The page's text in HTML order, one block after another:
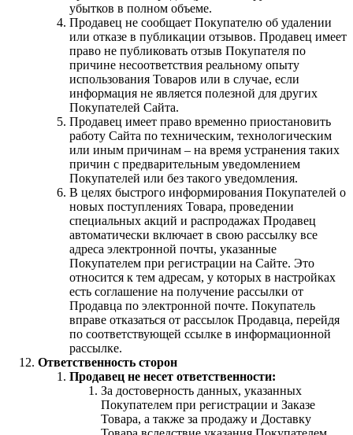
убытков в полном объеме.
Продавец не сообщает Покупателю об удалении
или отказе в публикации отзывов. Продавец имеет
право не публиковать отзыв Покупателя по
причине несоответствия реальному опыту
использования Товаров или в случае, если
информация не является полезной для других
Покупателей Сайта.
Продавец имеет право временно приостановить
работу Сайта по техническим, технологическим
или иным причинам – на время устранения таких
причин с предварительным уведомлением
Покупателей или без такого уведомления.
В целях быстрого информирования Покупателей о
новых поступлениях Товара, проведении
специальных акций и распродажах Продавец
автоматически включает в свою рассылку все
адреса электронной почты, указанные
Покупателем при регистрации на Сайте. Это
относится к тем адресам, у которых в настройках
есть соглашение на получение рассылки от
Продавца по электронной почте. Покупатель
вправе отказаться от рассылок Продавца, перейдя
по соответствующей ссылке в информационной
рассылке.
Ответственность сторон
Продавец не несет ответственности:
За достоверность данных, указанных
Покупателем при регистрации и Заказе
Товара, а также за продажу и Доставку